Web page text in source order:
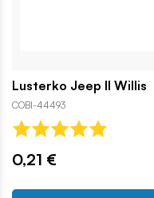
Lusterko Jeep II Willis
COBI-44493
0,21 €